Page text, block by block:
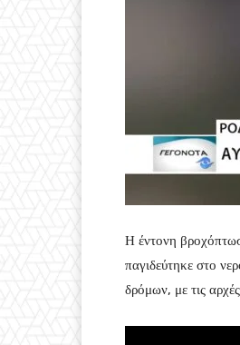
Η έντονη
παγιδεύτηκε στο
δρόμων, με τις